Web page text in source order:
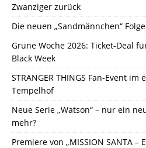
Zwanziger zurück
Die neuen „Sandmännchen“
Grüne Woche 2026: Ticket-Deal
Black Week
STRANGER THINGS Fan-Event
Tempelhof
Neue Serie „Watson“ – nur ein
mehr?
Premiere von „MISSION SANTA –